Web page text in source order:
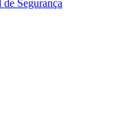
Segurança